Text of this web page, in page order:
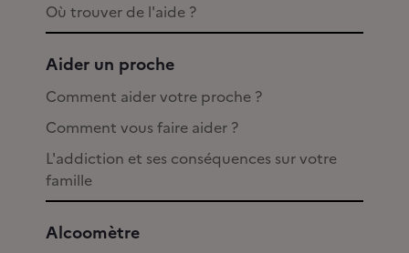
Où trouver de l'aide ?
Aider un proche
Comment aider votre proche ?
Comment vous faire aider ?
L'addiction et ses conséquences sur votre
famille
Alcoomètre